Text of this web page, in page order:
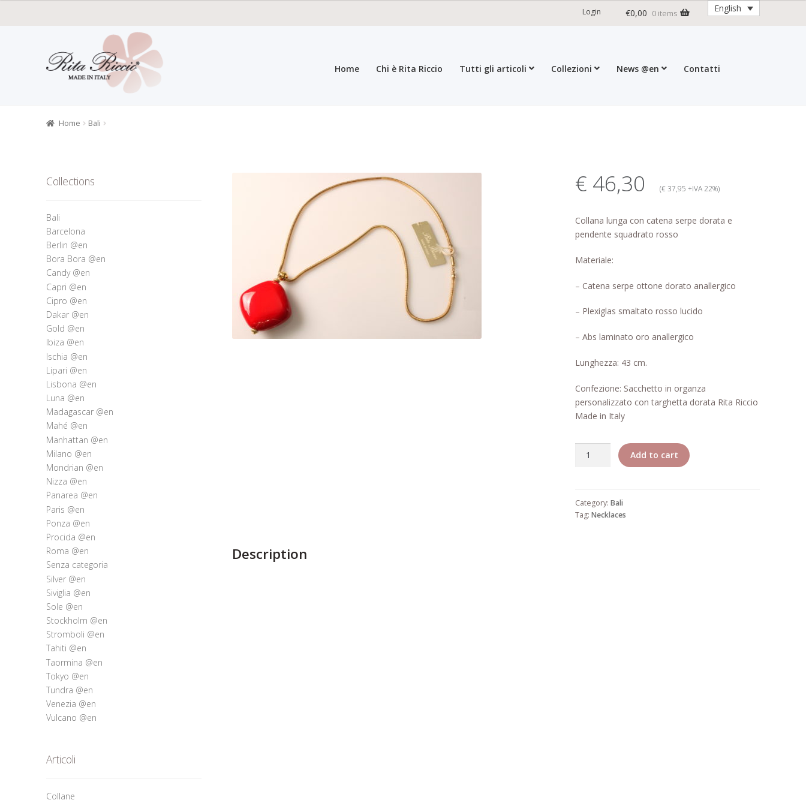
Login €0,00 0 items English
to
navigation
to
content
Home Chi è Rita Riccio Tutti gli articoli Collezioni News @en
Contatti
Home Bali
€ 46,30 (€ 37,95 +IVA 22%)
Collana lunga con catena serpe dorata e
pendente squadrato rosso
Materiale:
– Catena serpe ottone dorato anallergico
– Plexiglas smaltato rosso lucido
– Abs laminato oro anallergico
Lunghezza: 43 cm.
Confezione: Sacchetto in organza
personalizzato con targhetta dorata Rita Riccio
Made in Italy
Add to cart
Category:Bali
Tag:Necklaces
Description
Collections
Bali
Barcelona
Berlin @en
Bora Bora @en
Candy @en
Capri @en
Cipro @en
Dakar @en
Gold @en
Ibiza @en
Ischia @en
Lipari @en
Lisbona @en
Luna @en
Madagascar @en
Mahé @en
Manhattan @en
Milano @en
Mondrian @en
Nizza @en
Panarea @en
Paris @en
Ponza @en
Procida @en
Roma @en
Senza categoria
Silver @en
Siviglia @en
Sole @en
Stockholm @en
Stromboli @en
Tahiti @en
Taormina @en
Tokyo @en
Tundra @en
Venezia @en
Vulcano @en
Articoli
Collane